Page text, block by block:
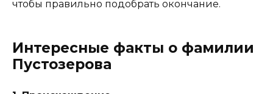
чтобы правильно подобрать окончание.
Интересные факты о фамилии
Пустозерова